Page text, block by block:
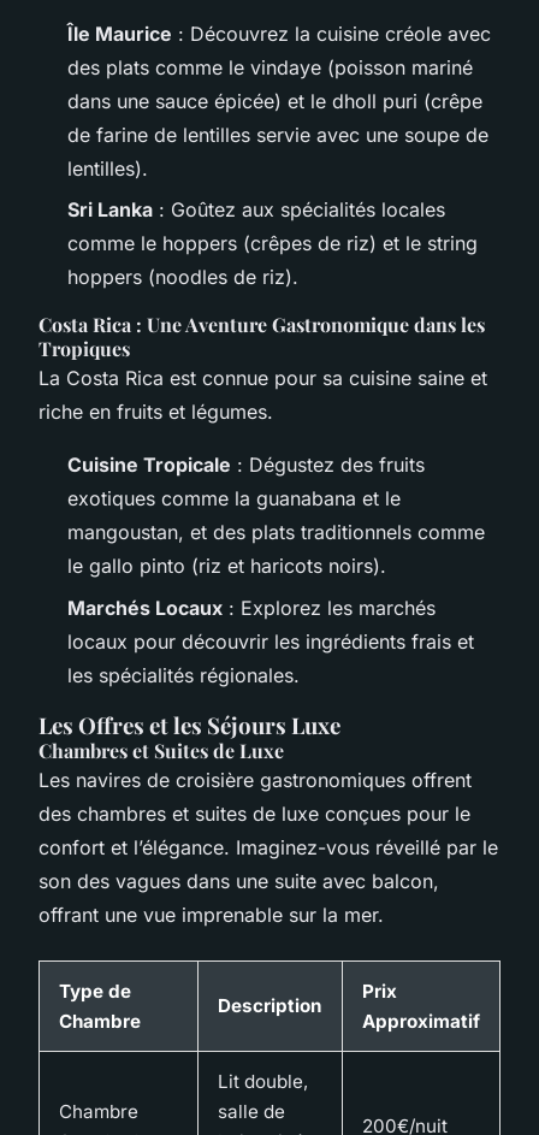
Île Maurice : Découvrez la cuisine créole avec
des plats comme le vindaye (poisson mariné
dans une sauce épicée) et le dholl puri (crêpe
de farine de lentilles servie avec une soupe de
lentilles).
Sri Lanka : Goûtez aux spécialités locales
comme le hoppers (crêpes de riz) et le string
hoppers (noodles de riz).
Costa Rica : Une Aventure Gastronomique dans les
Tropiques
La Costa Rica est connue pour sa cuisine saine et
riche en fruits et légumes.
Cuisine Tropicale : Dégustez des fruits
exotiques comme la guanabana et le
mangoustan, et des plats traditionnels comme
le gallo pinto (riz et haricots noirs).
Marchés Locaux : Explorez les marchés
locaux pour découvrir les ingrédients frais et
les spécialités régionales.
Les Offres et les Séjours Luxe
Chambres et Suites de Luxe
Les navires de croisière gastronomiques offrent
des chambres et suites de luxe conçues pour le
confort et l’élégance. Imaginez-vous réveillé par le
son des vagues dans une suite avec balcon,
offrant une vue imprenable sur la mer.
Type de
Chambre
Description
Prix
Approximatif
Chambre
Lit double,
salle de
200€/nuit